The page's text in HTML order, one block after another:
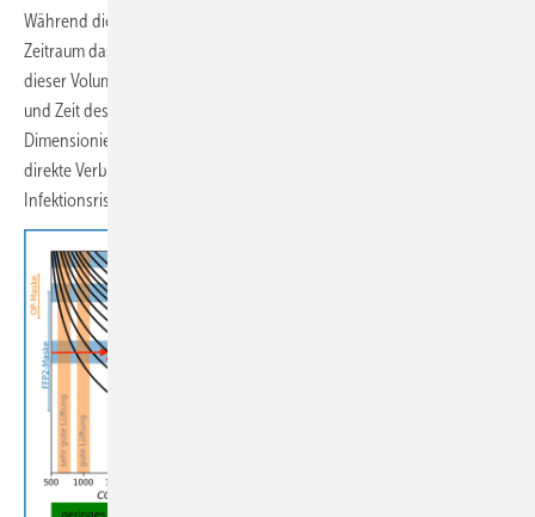
Während die Luftwechselrate angibt, wie oft in einem bestimmten
Zeitraum das gesamte Luftvolumen des Raums ausgetauscht wird, gibt
dieser Volumenstrom an, wieviel unbelastete Frischluft pro Person
und Zeit des Aufenthalts zugeführt wird. „Damit haben wir bei der
Dimensionierung und beim Betrieb der Lüftungsanlagen schon die
direkte Verbindung zur CO
Infektionsrisiko, was allein mit der Luftwechselrate nicht möglich ist.“